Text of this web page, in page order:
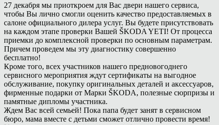
27 декабря мы приоткроем для Вас двери нашего сервиса,
чтобы Вы лично смогли оценить качество предоставляемых в
салоне официального дилера услуг. Вы будете присутствовать
на каждом этапе проверки Вашей ŠKODA YETI! От процесса
приемки до комплексной проверки по основным параметрам.
Причем проведем мы эту диагностику совершенно
бесплатно!
Кроме того, всех участников нашего предновогоднего
сервисного мероприятия ждут сертификаты на выгодное
обслуживание, покупку оригинальных деталей и аксессуаров,
фирменные подарки от Марки ŠKODA, полезные сюрпризы и
памятные дипломы участника.
Ждем Вас всей семьей! Пока папа будет занят в сервисном
бюро, мама вместе с детьми сможет отлично провести время!